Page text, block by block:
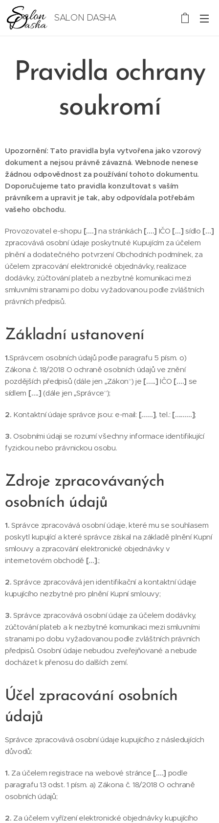
SALON DASHA
Pravidla ochrany
soukromí
Upozornění: Tato pravidla byla vytvořena jako vzorový
dokument a nejsou právně závazná. Webnode nenese
žádnou odpovědnost za používání tohoto dokumentu.
Doporučujeme tato pravidla konzultovat s vaším
právníkem a upravit je tak, aby odpovídala potřebám
vašeho obchodu.
Provozovatel e-shopu [….] na stránkách [….] IČO […] sídlo […]
zpracovává osobní údaje poskytnuté Kupujícím za účelem
plnění a dodatečného potvrzení Obchodních podmínek, za
účelem zpracování elektronické objednávky, realizace
dodávky, zúčtování plateb a nezbytné komunikaci mezi
smluvními stranami po dobu vyžadovanou podle zvláštních
právních předpisů.
Základní ustanovení
1.Správcem osobních údajů podle paragrafu 5 písm. o)
Zákona č. 18/2018 O ochraně osobních údajů ve znění
pozdějších předpisů (dále jen „Zákon“) je […..] IČO [….] se
sídlem [….] (dále jen „Správce“);
2. Kontaktní údaje správce jsou: e-mail: [……], tel.: [………];
3. Osobními údaji se rozumí všechny informace identifikující
fyzickou nebo právnickou osobu.
Zdroje zpracovávaných
osobních údajů
1.Správce zpracovává osobní údaje, které mu se souhlasem
poskytl kupující a které správce získal na základě plnění Kupní
smlouvy a zpracování elektronické objednávky v
internetovém obchodě […].;
2. Správce zpracovává jen identifikační a kontaktní údaje
kupujícího nezbytné pro plnění Kupní smlouvy;
3.Správce zpracovává osobní údaje za účelem dodávky,
zúčtování plateb a k nezbytné komunikaci mezi smluvními
stranami po dobu vyžadovanou podle zvláštních právních
předpisů. Osobní údaje nebudou zveřejňované a nebude
docházet k přenosu do dalších zemí.
Účel zpracování osobních
údajů
Správce zpracovává osobní údaje kupujícího z následujících
důvodů:
1. Za účelem registrace na webové stránce [….] podle
paragrafu 13 odst. 1 písm. a) Zákona č. 18/2018 O ochraně
osobních údajů;
2. Za účelem vyřízení elektronické objednávky kupujícího